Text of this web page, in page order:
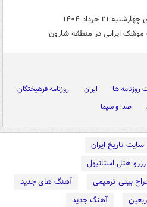
خرداد ۱۴۰۴
ایرانی در منطقه شارون
ها ایران
روزنامه فرهیختگان
صدا و سیما
سایت تاریخ ایران
رزرو هتل استانبول
بینی ترمیمی
آهنگ های جدید
آهنگ جدید